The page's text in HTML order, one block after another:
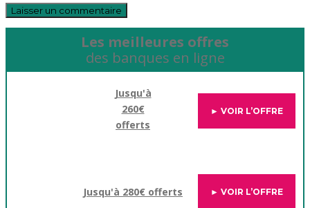
Les meilleures offres
des banques en ligne
Jusqu'à
260€
offerts
► VOIR L’OFFRE
Jusqu'à 280€ offerts ► VOIR L’OFFRE